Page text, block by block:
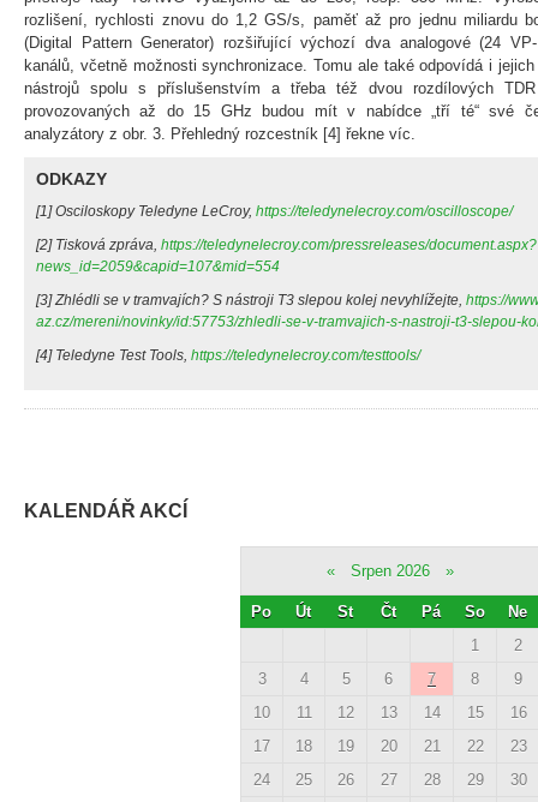
rozlišení, rychlosti znovu do 1,2 GS/s, paměť až pro jednu miliardu
(Digital Pattern Generator) rozšiřující výchozí dva analogové (24
kanálů, včetně možnosti synchronizace. Tomu ale také odpovídá i
nástrojů spolu s příslušenstvím a třeba též dvou rozdílových TDR
provozovaných až do 15 GHz budou mít v nabídce „tří té“ své
analyzátory z obr. 3. Přehledný rozcestník [4] řekne víc.
ODKAZY
[1] Osciloskopy Teledyne LeCroy, https://teledynelecroy.com/oscilloscope/
[2] Tisková zpráva, https://teledynelecroy.com/pressreleases/document.aspx?
news_id=2059&capid=107&mid=554
[3] Zhlédli se v tramvajích? S nástroji T3 slepou kolej nevyhlížejte, https://
az.cz/mereni/novinky/id:57753/zhledli-se-v-tramvajich-s-nastroji-t3-slepou-
[4] Teledyne Test Tools, https://teledynelecroy.com/testtools/
KALENDÁŘ AKCÍ
« Srpen 2026 »
Po Út St Čt Pá So
Ne
1
2
3
4 5 6 7 8
9
10
11 12 13 14 15
16
17
18 19 20 21 22
23
24
25 26 27 28 29
30